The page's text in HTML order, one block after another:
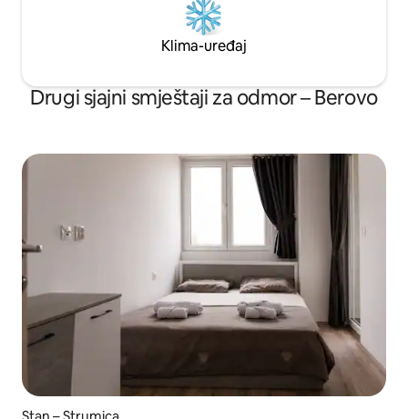
Klima-uređaj
Drugi sjajni smještaji za odmor – Berovo